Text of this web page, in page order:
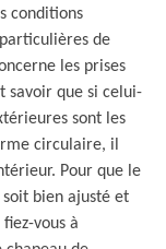
conditions
de
les prises
savoir que si celui-
sont les
circulaire, il
Pour que le
bien ajusté et
vous à